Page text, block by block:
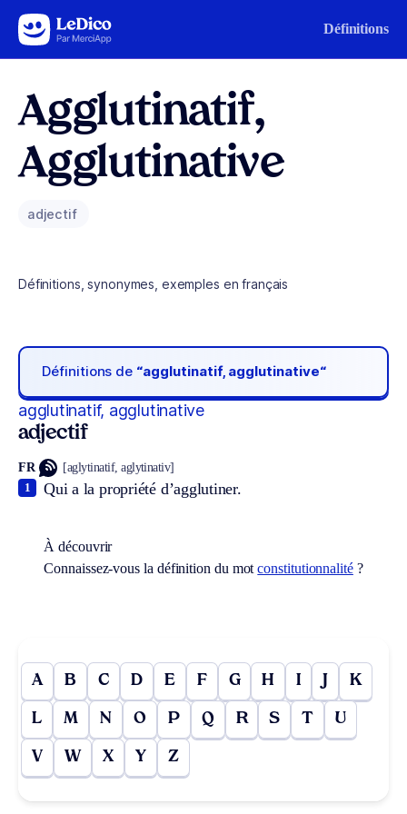
Aller au contenu Définitions
Agglutinatif,
Agglutinative
adjectif
Définitions, synonymes, exemples en français
Définitions de “agglutinatif, agglutinative“
agglutinatif, agglutinative
adjectif
FR [aglytinatif, aglytinativ]
Qui a la propriété d’agglutiner.
1
À découvrir
Connaissez-vous la définition du motconstitutionnalité?
A B C D E F G H I J K
L M N O P Q R S T U
V W X Y Z